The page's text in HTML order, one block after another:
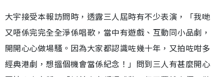
大宇接受本報訪問時，透露三人屆時有不少表演，「我哋
又唔係完完全全淨係唱歌，當中有遊戲、互動同小品劇，
開開心心做場騷。因為大家都認識咗幾十年，又拍咗咁多
經典港劇，想搵個機會當係紀念！」問到三人有甚麼開心